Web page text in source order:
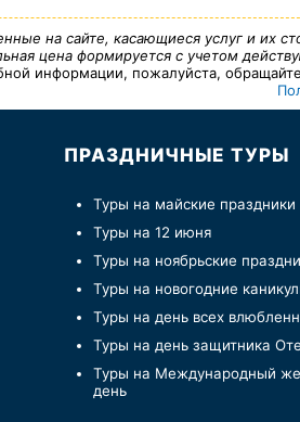
на сайте, касающиеся услуг и их
цена формируется с учетом
информации, пожалуйста,
ПРАЗДНИЧНЫЕ ТУРЫ
Туры на майские праздники
Туры на 12 июня
Туры на ноябрьские
Туры на новогодние
Туры на день всех
Туры на день защитника
Туры на Международный
день